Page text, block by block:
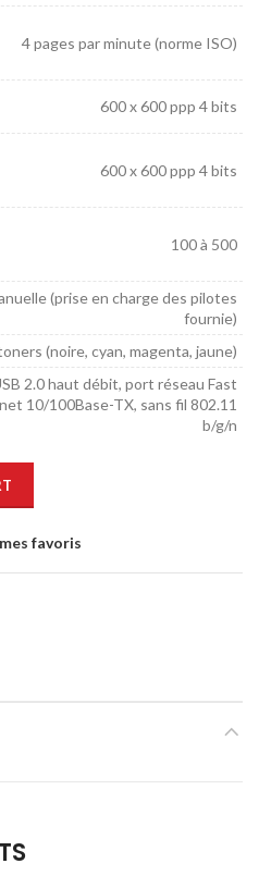
4 pages par minute (norme ISO)
600 x 600 ppp 4 bits
600 x 600 ppp 4 bits
100 à 500
(prise en charge des pilotes
fournie)
(noire, cyan, magenta, jaune)
2.0 haut débit, port réseau Fast
10/100Base-TX, sans fil 802.11
b/g/n
favoris